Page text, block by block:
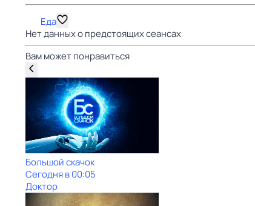
Еда
Нет данных о предстоящих сеансах
Вам может понравиться
Большой скачок
Сегодня в 00:05
Доктор